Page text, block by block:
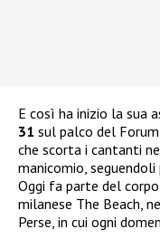
E così ha inizio la sua
31 sul palco del Forum
che scorta i cantanti
manicomio,
Oggi fa parte del
milanese The Beach,
Perse, in cui ogni